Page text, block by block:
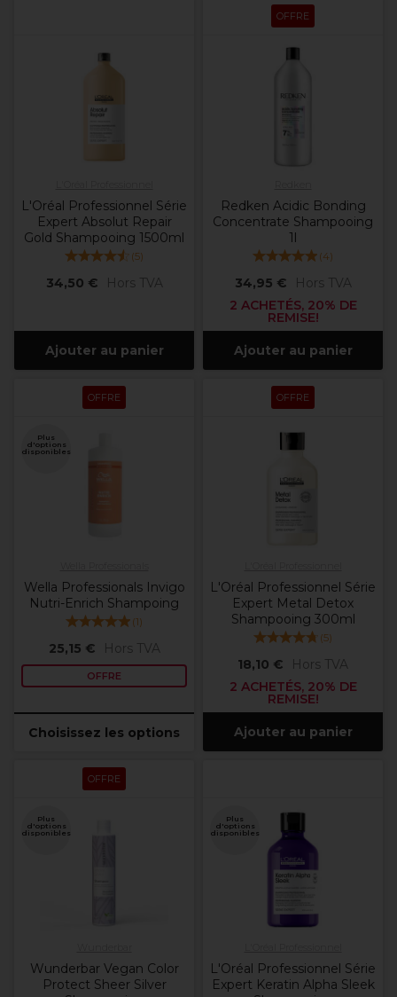
L'Oréal Professionnel Série
Expert Absolut Repair
Gold Shampooing 1500ml
(5)
34,50 € Hors TVA
Ajouter au panier
OFFRE
Redken Acidic Bonding
Concentrate Shampooing
1l
(4)
34,95 €
Hors TVA
2 ACHETÉS, 20% DE
REMISE!
Ajouter au panier
OFFRE
Plus
d'options
disponibles
Wella Professionals Invigo
Nutri-Enrich Shampoing
(1)
25,15 € Hors TVA
OFFRE
Choisissez les options
OFFRE
L'Oréal Professionnel Série
Expert Metal Detox
Shampooing 300ml
(5)
18,10 €
Hors TVA
2 ACHETÉS, 20% DE
REMISE!
Ajouter au panier
OFFRE
Plus
d'options
disponibles
Wunderbar Vegan Color
Protect Sheer Silver
Plus
d'options
disponibles
L'Oréal Professionnel Série
Expert Keratin Alpha Sleek